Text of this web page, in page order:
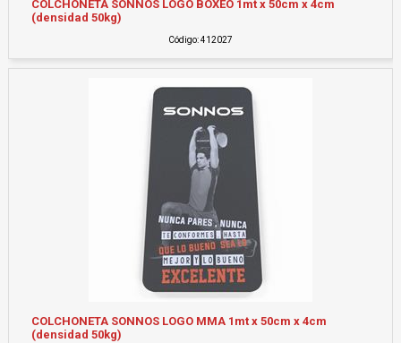
COLCHONETA SONNOS LOGO BOXEO 1mt x 50cm x 4cm
(densidad 50kg)
Código: 412027
COLCHONETA SONNOS LOGO MMA 1mt x 50cm x 4cm
(densidad 50kg)